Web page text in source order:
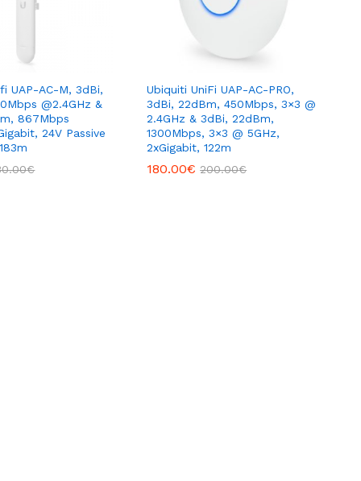
UAP-AC-M, 3dBi,
@2.4GHz &
867Mbps
24V Passive
€
Ubiquiti UniFi UAP-AC-PRO,
3dBi, 22dBm, 450Mbps, 3×3 @
2.4GHz & 3dBi, 22dBm,
1300Mbps, 3×3 @ 5GHz,
2xGigabit, 122m
180.00€ 200.00€